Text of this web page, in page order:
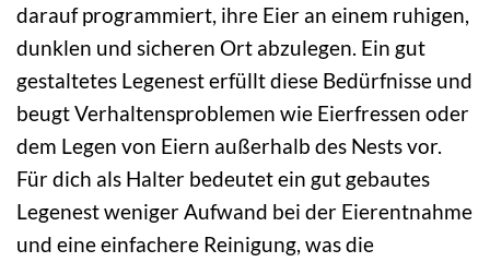
darauf programmiert, ihre Eier an einem ruhigen,
dunklen und sicheren Ort abzulegen. Ein gut
gestaltetes Legenest erfüllt diese Bedürfnisse und
beugt Verhaltensproblemen wie Eierfressen oder
dem Legen von Eiern außerhalb des Nests vor.
Für dich als Halter bedeutet ein gut gebautes
Legenest weniger Aufwand bei der Eierentnahme
und eine einfachere Reinigung, was die